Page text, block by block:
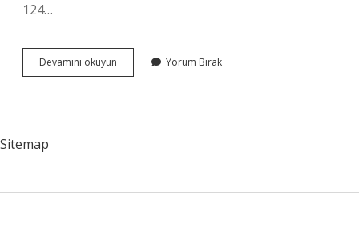
124…
Devamını okuyun
Muid
Yorum Bırak
Sitemap